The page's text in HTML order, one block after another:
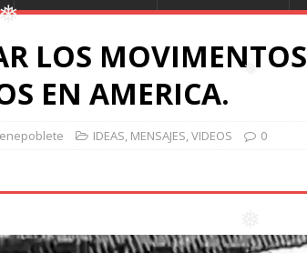
LOS MOVIMENTOS
EN AMERICA.
IDEAS, MENSAJES,VIDEOS 0